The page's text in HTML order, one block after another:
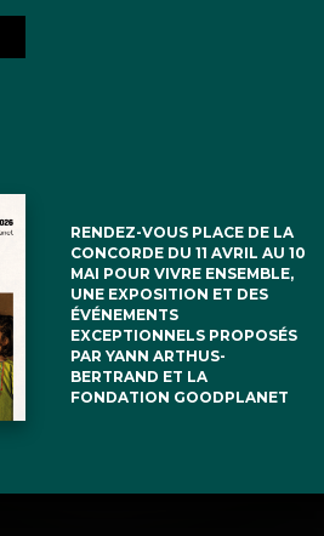
RENDEZ-VOUS PLACE DE LA
CONCORDE DU 11 AVRIL AU 10
MAI POUR VIVRE ENSEMBLE,
UNE EXPOSITION ET DES
ÉVÉNEMENTS
EXCEPTIONNELS PROPOSÉS
PAR YANN ARTHUS-
BERTRAND ET LA
FONDATION GOODPLANET